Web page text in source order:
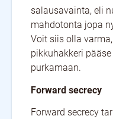
salausavainta, eli
mahdotonta jopa
Voit siis olla
pikkuhakkeri
purkamaan.
Forward secrecy
Forward secrecy